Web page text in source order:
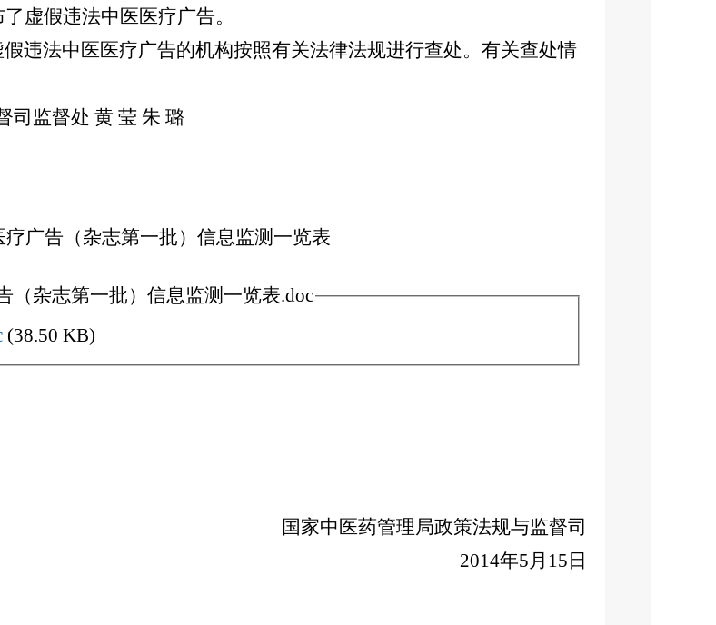
虚假违法中医医疗广告。
违法中医医疗广告的机构按照有关法律法规进行查处。有关查处情
司监督处 黄 莹 朱 璐
广告（杂志第一批）信息监测一览表
（杂志第一批）信息监测一览表.doc
(38.50 KB)
国家中医药管理局政策法规与监督司
2014年5月15日